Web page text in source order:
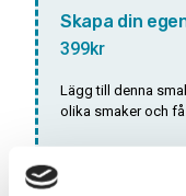
Skapa din
399kr
Lägg till denna
olika smaker och